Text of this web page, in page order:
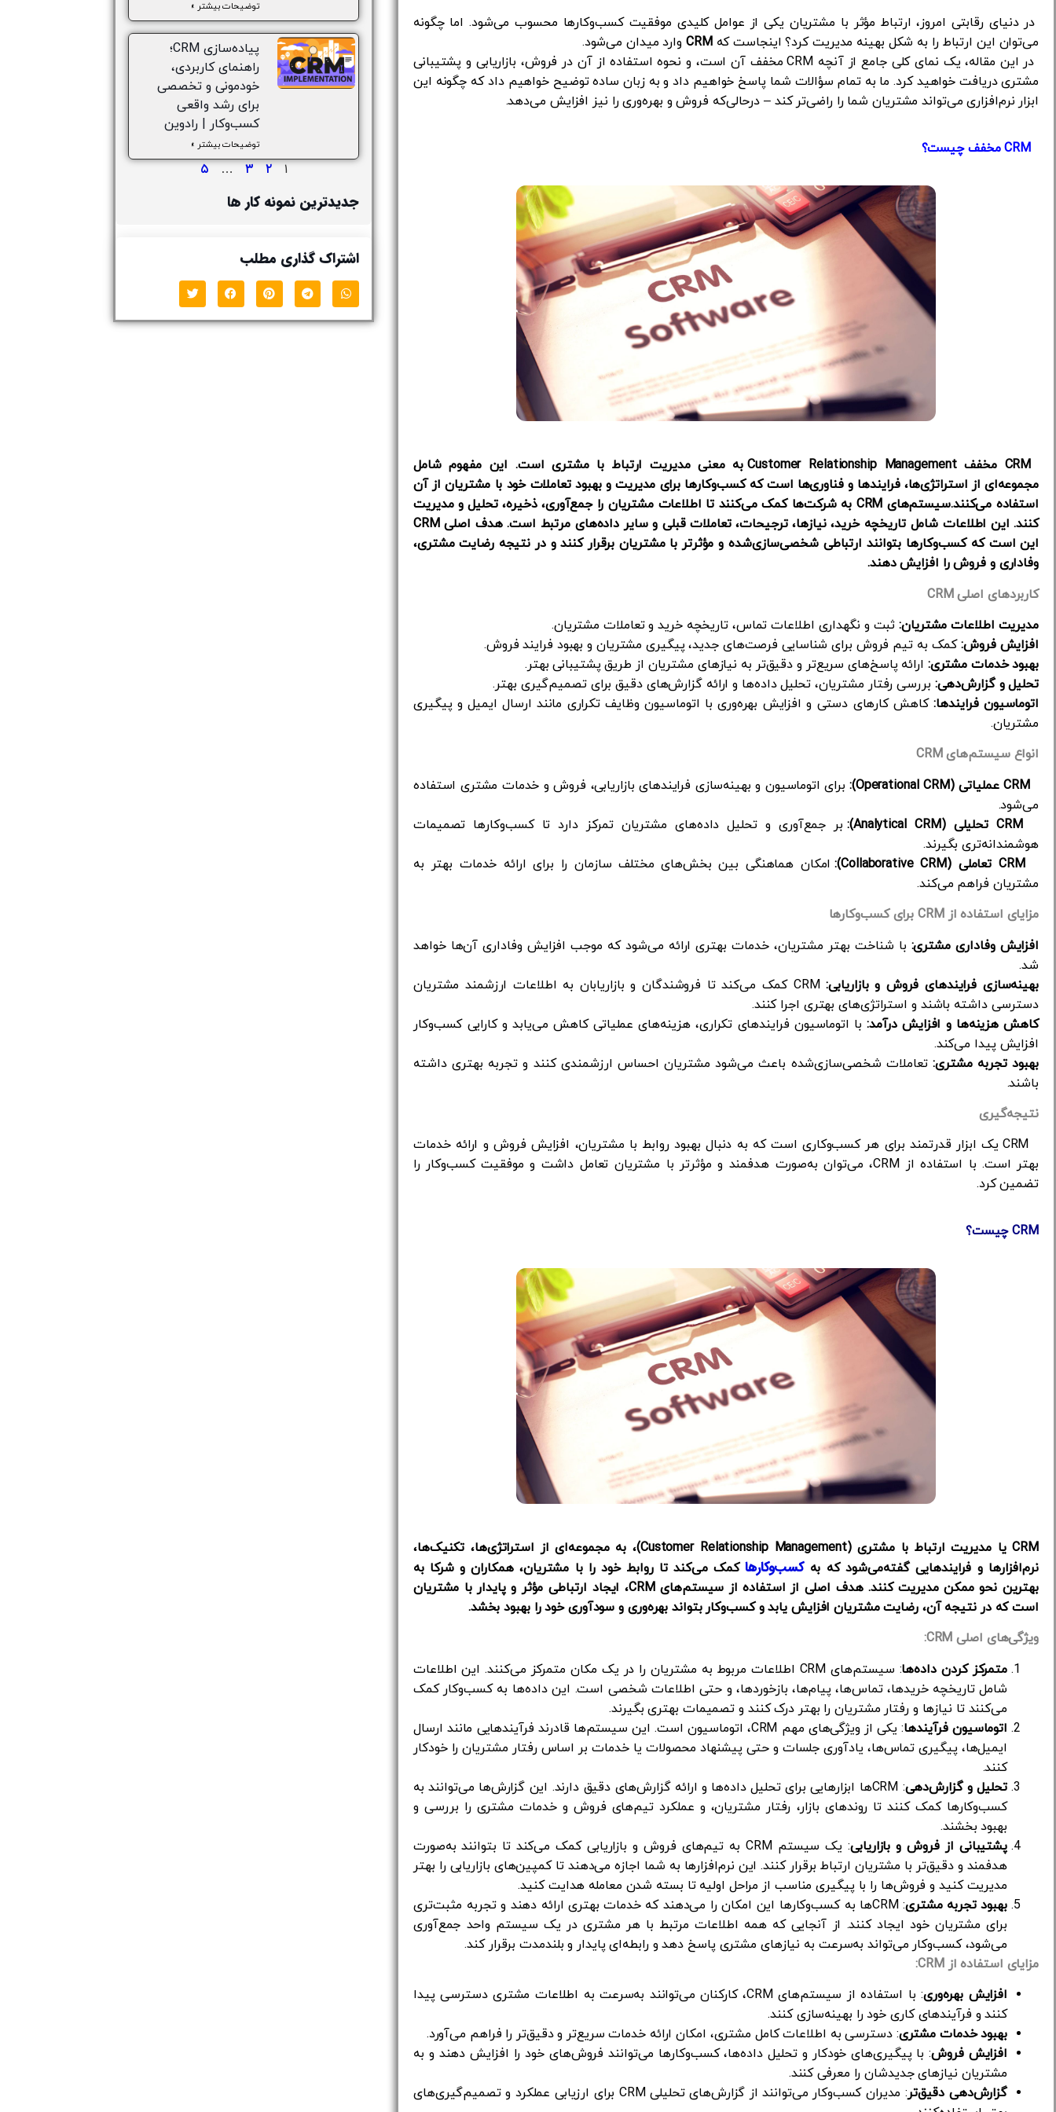
در دنیای رقابتی امروز، ارتباط مؤثر با مشتریان یکی از عوامل کلیدی موفقیت کسب‌وکارها محسوب می‌شود. اما چگونه
می‌توان این ارتباط را به شکل بهینه مدیریت کرد؟ اینجاست کهCRM وارد میدان می‌شود.
در این مقاله، یک نمای کلی جامع از آنچه CRM مخفف آن است، و نحوه استفاده از آن در فروش، بازاریابی و پشتیبانی
مشتری دریافت خواهید کرد. ما به تمام سؤالات شما پاسخ خواهیم داد و به زبان ساده توضیح خواهیم داد که چگونه این
ابزار نرم‌افزاری می‌تواند مشتریان شما را راضی‌تر کند – درحالی‌که فروش و بهره‌وری را نیز افزایش می‌دهد.
CRM مخفف چیست؟
CRM مخفف Customer Relationship Management به معنی مدیریت ارتباط با مشتری است. این مفهوم شامل
مجموعه‌ای از استراتژی‌ها، فرایندها و فناوری‌ها است که کسب‌وکارها برای مدیریت و بهبود تعاملات خود با مشتریان از آن
استفاده می‌کنند.سیستم‌های CRM به شرکت‌ها کمک می‌کنند تا اطلاعات مشتریان راجمع‌آوری، ذخیره، تحلیل و مدیریت
کنند. این اطلاعات شاملتاریخچه خرید، نیازها، ترجیحات، تعاملات قبلی و سایر داده‌های مرتبط
است. هدف اصلی CRM
این است که کسب‌وکارها بتوانند ارتباطیشخصی‌سازی‌شده و مؤثرتر با مشتریان برقرار کنند و در نتیجهرضایت مشتری،
وفاداری و فروش را افزایش دهند.
کاربردهای اصلی CRM
مدیریت اطلاعات مشتریان:ثبت و نگهداری اطلاعات تماس، تاریخچه خرید و تعاملات مشتریان.
افزایش فروش:کمک به تیم فروش برای شناسایی فرصت‌های جدید، پیگیری مشتریان و بهبود فرایند فروش.
بهبود خدمات مشتری: ارائه پاسخ‌های سریع‌تر و دقیق‌تر به نیازهای مشتریان از طریق پشتیبانی بهتر.
تحلیل و گزارش‌دهی: بررسی رفتار مشتریان، تحلیل داده‌ها و ارائه گزارش‌های دقیق برای تصمیم‌گیری بهتر.
اتوماسیون فرایندها:کاهش کارهای دستی و افزایش بهره‌وری با اتوماسیون وظایف تکراری مانند ارسال ایمیل و پیگیری
مشتریان.
انواع سیستم‌های CRM
CRM عملیاتی (Operational CRM):
برای اتوماسیون و بهینه‌سازی فرایندهای بازاریابی، فروش و خدمات مشتری استفاده
می‌شود.
CRM تحلیلی (Analytical CRM):
بر جمع‌آوری و تحلیل داده‌های مشتریان تمرکز دارد تا کسب‌وکارها تصمیمات
هوشمندانه‌تری بگیرند.
CRM تعاملی (Collaborative CRM):
امکان هماهنگی بین بخش‌های مختلف سازمان را برای ارائه خدمات بهتر به
مشتریان فراهم می‌کند.
مزایای استفاده از CRM برای کسب‌وکارها
افزایش وفاداری مشتری: با شناخت بهتر مشتریان، خدمات بهتری ارائه می‌شود که موجب افزایش وفاداری آن‌ها خواهد
شد.
بهینه‌سازی فرایندهای فروش و بازاریابی:
CRM کمک می‌کند تا فروشندگان و بازاریابان به اطلاعات ارزشمند مشتریان
دسترسی داشته باشند و استراتژی‌های بهتری اجرا کنند.
کاهش هزینه‌ها و افزایش درآمد:با اتوماسیون فرایندهای تکراری، هزینه‌های عملیاتی کاهش می‌یابد و کارایی کسب‌وکار
افزایش پیدا می‌کند.
بهبود تجربه مشتری:تعاملات شخصی‌سازی‌شده باعث می‌شود مشتریان احساس ارزشمندی کنند و تجربه بهتری داشته
باشند.
نتیجه‌گیری
CRM یک ابزار قدرتمند برای هر کسب‌وکاری است که به دنبال بهبود روابط با مشتریان، افزایش فروش و ارائه خدمات
بهتر است. با استفاده از CRM، می‌توان به‌صورت هدفمند و مؤثرتر با مشتریان تعامل داشت و موفقیت کسب‌وکار را
تضمین کرد.
CRM چیست؟
CRM یا مدیریت ارتباط با مشتری (Customer Relationship Management)، به مجموعه‌ای از استراتژی‌ها، تکنیک‌ها،
نرم‌افزارها و فرایندهایی گفته‌می‌شود که بهکسب‌وکارهاکمک می‌کند تا روابط خود را با مشتریان، همکاران و شرکا به
بهترین نحو ممکن مدیریت کنند. هدف اصلی از استفاده از سیستم‌های CRM، ایجاد ارتباطی مؤثر و پایدار با مشتریان
است که در نتیجه آن، رضایت مشتریان افزایش یابد و کسب‌وکار بتواند بهره‌وری و سودآوری خود را بهبود بخشد.
ویژگی‌های اصلیCRM:
متمرکز کردن داده‌ها
: سیستم‌های CRM اطلاعات مربوط به مشتریان را در یک مکان متمرکز می‌کنند. این اطلاعات
شامل تاریخچه خریدها، تماس‌ها، پیام‌ها، بازخوردها، و حتی اطلاعات شخصی است. این داده‌ها به کسب‌وکار کمک
می‌کنند تا نیازها و رفتار مشتریان را بهتر درک کنند و تصمیمات بهتری بگیرند.
اتوماسیون فرآیندها
: یکی از ویژگی‌های مهم CRM، اتوماسیون است. این سیستم‌ها قادرند فرآیندهایی مانند ارسال
ایمیل‌ها، پیگیری تماس‌ها، یادآوری جلسات و حتی پیشنهاد محصولات یا خدمات بر اساس رفتار مشتریان را خودکار
کنند.
تحلیل و گزارش‌دهی
: CRM‌ها ابزارهایی برای تحلیل داده‌ها و ارائه گزارش‌های دقیق دارند. این گزارش‌ها می‌توانند به
کسب‌وکارها کمک کنند تا روندهای بازار، رفتار مشتریان، و عملکرد تیم‌های فروش و خدمات مشتری را بررسی و
بهبود بخشند.
پشتیبانی از فروش و بازاریابی
: یک سیستم CRM به تیم‌های فروش و بازاریابی کمک می‌کند تا بتوانند به‌صورت
هدفمند و دقیق‌تر با مشتریان ارتباط برقرار کنند. این نرم‌افزارها به شما اجازه می‌دهند تا کمپین‌های بازاریابی را بهتر
مدیریت کنید و فروش‌ها را با پیگیری مناسب از مراحل اولیه تا بسته شدن معامله هدایت کنید.
بهبود تجربه مشتری
: CRM‌ها به کسب‌وکارها این امکان را می‌دهند که خدمات بهتری ارائه دهند و تجربه مثبت‌تری
برای مشتریان خود ایجاد کنند. از آنجایی که همه اطلاعات مرتبط با هر مشتری در یک سیستم واحد جمع‌آوری
می‌شود، کسب‌وکار می‌تواند به‌سرعت به نیازهای مشتری پاسخ دهد و رابطه‌ای پایدار و بلندمدت برقرار کند.
مزایای استفاده از CRM:
افزایش بهره‌وری
: با استفاده از سیستم‌های CRM، کارکنان می‌توانند به‌سرعت به اطلاعات مشتری دسترسی پیدا
کنند و فرآیندهای کاری خود را بهینه‌سازی کنند.
بهبود خدمات مشتری: دسترسی به اطلاعات کامل مشتری، امکان ارائه خدمات سریع‌تر و دقیق‌تر را فراهم می‌آورد.
افزایش فروش: با پیگیری‌های خودکار و تحلیل داده‌ها، کسب‌وکارها می‌توانند فروش‌های خود را افزایش دهند و به
مشتریان نیازهای جدیدشان را معرفی کنند.
گزارش‌دهی دقیق‌تر
: مدیران کسب‌وکار می‌توانند از گزارش‌های تحلیلی CRM برای ارزیابی عملکرد و تصمیم‌گیری‌های
توضیحات بیشتر »
پیاده‌سازی CRM؛
راهنمای کاربردی،
خودمونی و تخصصی
برای رشد واقعی
کسب‌وکار | رادوین
توضیحات بیشتر »
۱ ۲ ۳ … ۵
جدیدترین نمونه کار ها
اشتراک گذاری مطلب